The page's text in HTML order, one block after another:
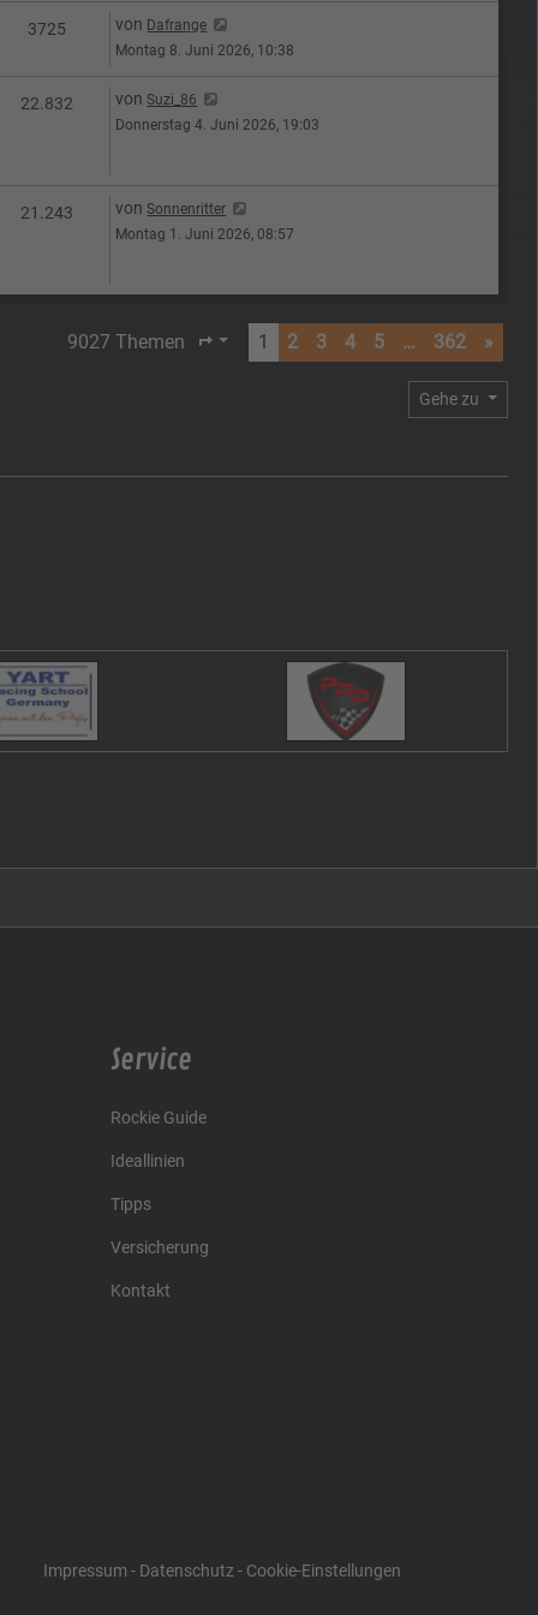
3725 ZugriffeLetzter Beitrag
von Dafrange
Montag 8. Juni 2026, 10:38
22.832 ZugriffeLetzter Beitrag
von Suzi_86
Donnerstag 4. Juni 2026, 19:03
21.243 ZugriffeLetzter Beitrag
von Sonnenritter
Montag 1. Juni 2026, 08:57
9027 Themen Seite von362
1 2 3 4 5 … 362 »
Gehe zu
Service
Rockie Guide
Ideallinien
Tipps
Versicherung
Kontakt
Impressum - Datenschutz- Cookie-Einstellungen